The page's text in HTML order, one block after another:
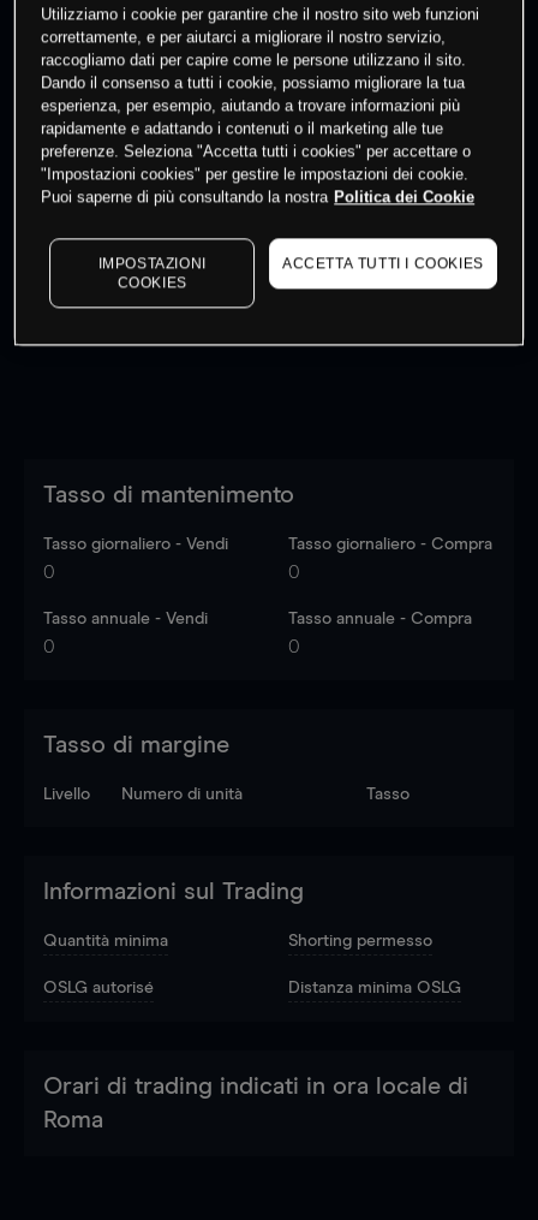
questo prodotto
Fai trading
I prezzi sono solo indicativi. Accediper vedere gli ultimi
dati di mercato
to see latest market data
Tasso di mantenimento
Tasso giornaliero - Vendi
0
Tasso giornaliero - Compra
0
Tasso annuale - Vendi
0
Tasso annuale - Compra
0
Tasso di margine
Livello Numero di unità Tasso
Informazioni sul Trading
Quantità minima Shorting permesso
OSLG autorisé Distanza minima OSLG
Orari di trading indicati in ora locale di
Roma
Utilizziamo i cookie per garantire che il nostro sito web funzioni
correttamente, e per aiutarci a migliorare il nostro servizio,
raccogliamo dati per capire come le persone utilizzano il sito.
Dando il consenso a tutti i cookie, possiamo migliorare la tua
esperienza, per esempio, aiutando a trovare informazioni più
rapidamente e adattando i contenuti o il marketing alle tue
preferenze. Seleziona "Accetta tutti i cookies" per accettare o
"Impostazioni cookies" per gestire le impostazioni dei cookie.
Puoi saperne di più consultando la nostra Politica dei Cookie
IMPOSTAZIONI
COOKIES
ACCETTA TUTTI I COOKIES